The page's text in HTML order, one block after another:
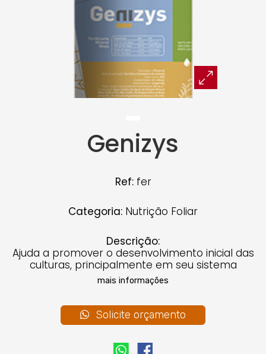
Genizys
Ref:fer
Categoria: Nutrição Foliar
Descrição:
Ajuda a promover o desenvolvimento inicial das
culturas, principalmente em seu sistema
radicular. Por meio de seu balanço nutricional
Genizys auxilia a planta no processo de Fixação
do nitrogenio pela planta.
mais informações
Solicite orçamento